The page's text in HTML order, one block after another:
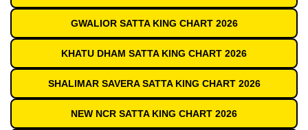
GWALIOR SATTA KING CHART 2026
KHATU DHAM SATTA KING CHART 2026
SHALIMAR SAVERA SATTA KING CHART 2026
NEW NCR SATTA KING CHART 2026